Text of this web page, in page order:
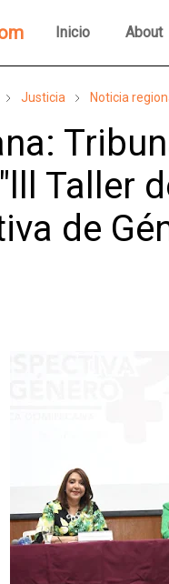
Inicio About
Justicia Noticia
Taller
de